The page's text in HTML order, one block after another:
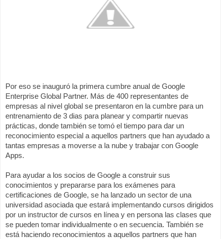
Por eso se inauguró la primera cumbre anual de Google
Enterprise Global Partner. Más de 400 representantes de
empresas al nivel global se presentaron en la cumbre para un
entrenamiento de 3 dias para planear y compartir nuevas
prácticas, donde también se tomó el tiempo para dar un
reconocimiento especial a aquellos partners que han ayudado a
tantas empresas a moverse a la nube y trabajar con Google
Apps.
Para ayudar a los socios de Google a construir sus
conocimientos y prepararse para los exámenes para
certificaciones de Google, se ha lanzado un sector de una
universidad asociada que estará implementando cursos dirigidos
por un instructor de cursos en línea y en persona las clases que
se pueden tomar individualmente o en secuencia. También se
está haciendo reconocimientos a aquellos partners que han